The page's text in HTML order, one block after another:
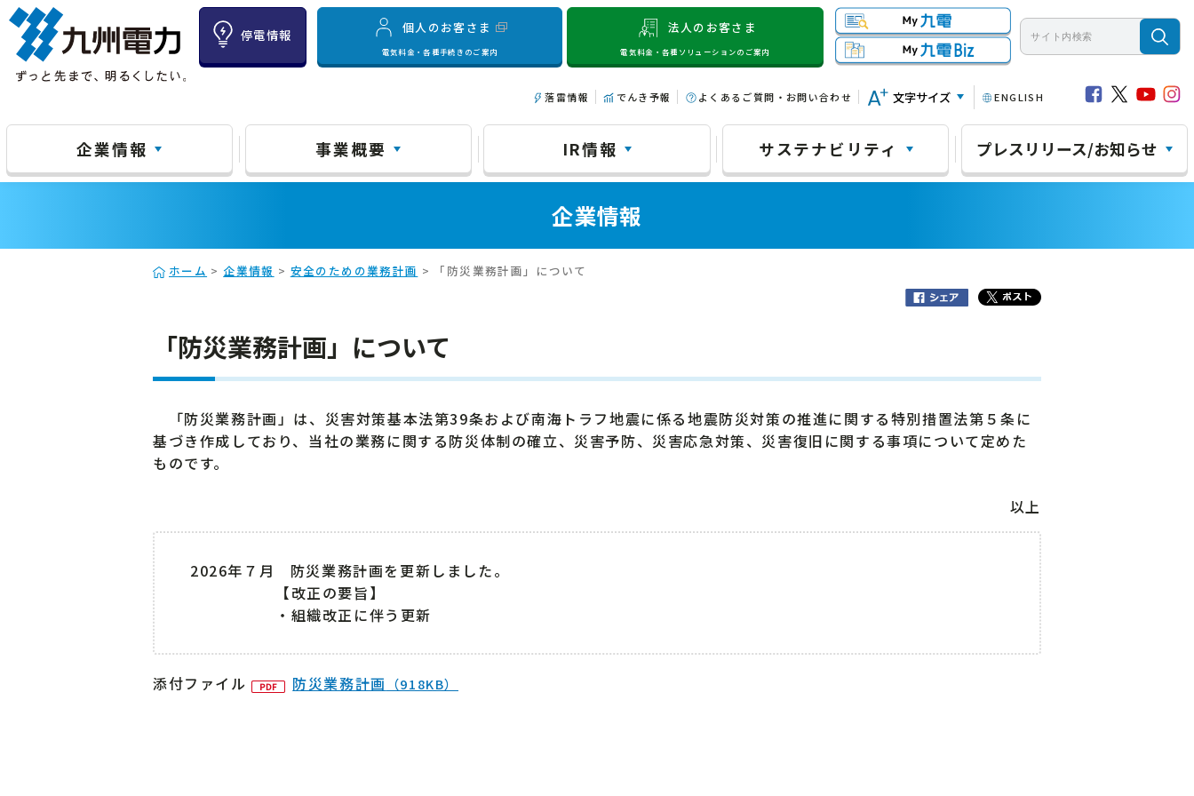
停電情報
個人のお客さま
電気料金・各種手続きのご案内
法人のお客さま
電気料金・各種ソリューションのご案内
落雷情報 でんき予報 よくあるご質問・お問い合わせ 文字サイズ ENGLISH
企業情報 事業概要 IR情報 サステナビリティ プレスリリース/お知らせ
企業情報
ホーム > 企業情報 > 安全のための業務計画 > 「防災業務計画」について
「防災業務計画」について
「防災業務計画」は、災害対策基本法第39条および南海トラフ地震に係る地震防災対策の推進に関する特別措置法第５条に
基づき作成しており、当社の業務に関する防災体制の確立、災害予防、災害応急対策、災害復旧に関する事項について定めた
ものです。
以上
2026年７月 防災業務計画を更新しました。
【改正の要旨】
・組織改正に伴う更新
添付ファイル 防災業務計画 （918KB）